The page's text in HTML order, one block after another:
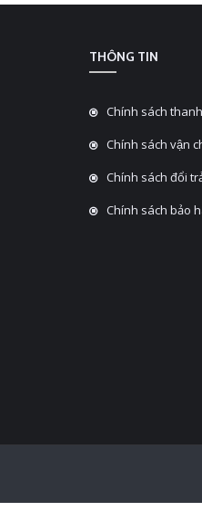
THÔNG TIN
Chính sách
Chính sách vận
Chính sách đổi
Chính sách bảo